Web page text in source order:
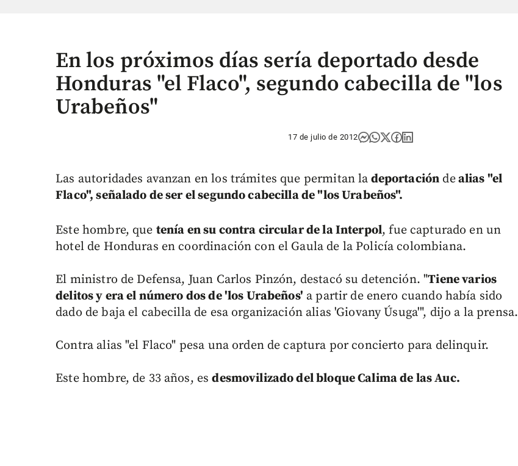
En los próximos días sería deportado desde
Honduras "el Flaco", segundo cabecilla de "los
Urabeños"
17 de julio de 2012
Las autoridades avanzan en los trámites que permitan la deportación dealias "el
Flaco", señalado de ser el segundo cabecilla de "los Urabeños".
Este hombre, que tenía en su contra circular de la Interpol, fue capturado en un
hotel de Honduras en coordinación con el Gaula de la Policía colombiana.
El ministro de Defensa, Juan Carlos Pinzón, destacó su detención. "Tiene varios
delitos y era el número dos de 'los Urabeños' a partir de enero cuando había sido
dado de baja el cabecilla de esa organización alias 'Giovany Úsuga'", dijo a la prensa.
Contra alias "el Flaco" pesa una orden de captura por concierto para delinquir.
Este hombre, de 33 años, esdesmovilizado del bloque Calima de las Auc.